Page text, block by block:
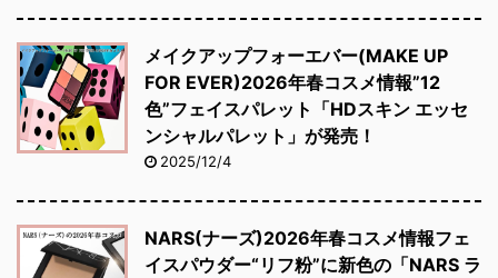
メイクアップフォーエバー(MAKE UP
FOR EVER)2026年春コスメ情報”12
色”フェイスパレット「HDスキン エッセ
ンシャルパレット」が発売！
2025/12/4
NARS(ナーズ)2026年春コスメ情報フェ
イスパウダー“リフ粉”に新色の「NARS ラ